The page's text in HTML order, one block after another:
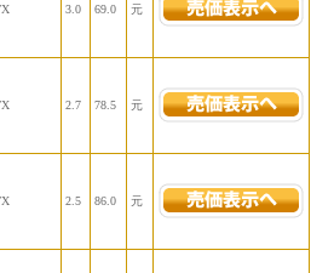
3.0 69.0 元
2.7 78.5 元
2.5 86.0 元